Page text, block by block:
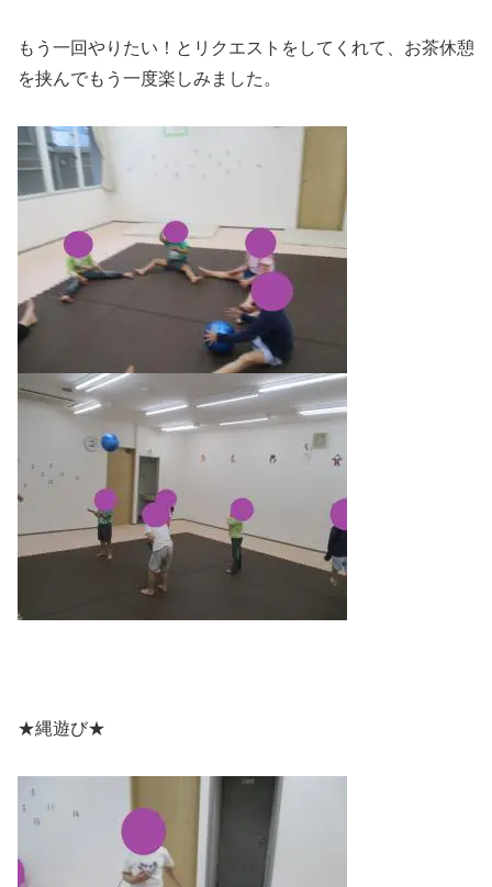
もう一回やりたい！とリクエストをしてくれて、お茶休憩
を挟んでもう一度楽しみました。
★縄遊び★